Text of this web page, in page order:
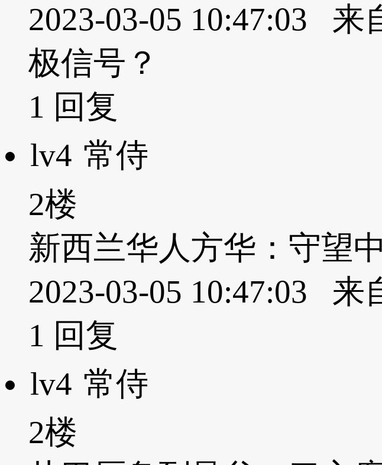
2023-03-05 10:47:03 来
极信号？
1 回复
lv4 常侍
2楼
新西兰华人方华：守望
2023-03-05 10:47:03 来
1 回复
lv4 常侍
2楼